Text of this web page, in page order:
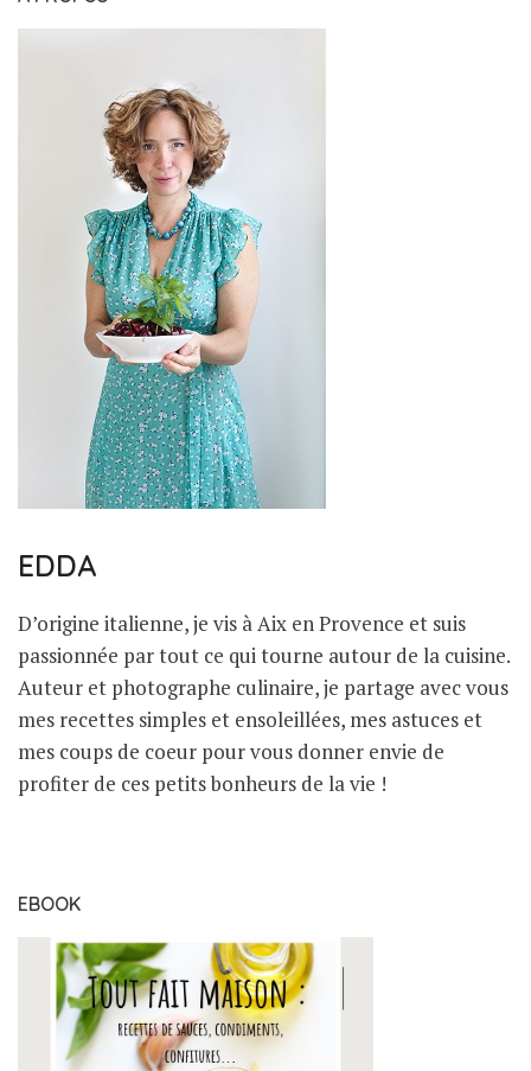
EDDA
D’origine italienne, je vis à Aix en Provence et suis
passionnée par tout ce qui tourne autour de la cuisine.
Auteur et photographe culinaire, je partage avec vous
mes recettes simples et ensoleillées, mes astuces et
mes coups de coeur pour vous donner envie de
profiter de ces petits bonheurs de la vie !
EBOOK